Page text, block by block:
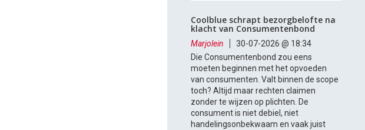
Coolblue schrapt bezorgbelofte na
klacht van Consumentenbond
Marjolein
30-07-2026 @ 18:34
Die Consumentenbond zou eens
moeten beginnen met het opvoeden
van consumenten. Valt binnen de scope
toch? Altijd maar rechten claimen
zonder te wijzen op plichten. De
consument is niet debiel, niet
handelingsonbekwaam en vaak juist